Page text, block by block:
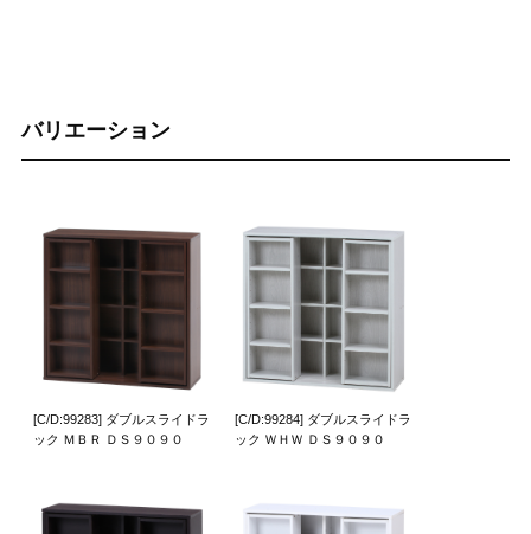
バリエーション
[C/D:99283] ダブルスライドラ
ック ＭＢＲ ＤＳ９０９０
[C/D:99284] ダブルスライドラ
ック ＷＨＷ ＤＳ９０９０